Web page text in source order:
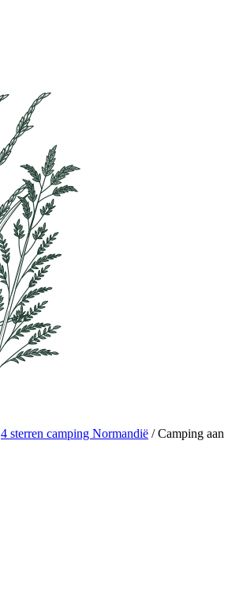
4 sterren camping Normandië /Camping aan